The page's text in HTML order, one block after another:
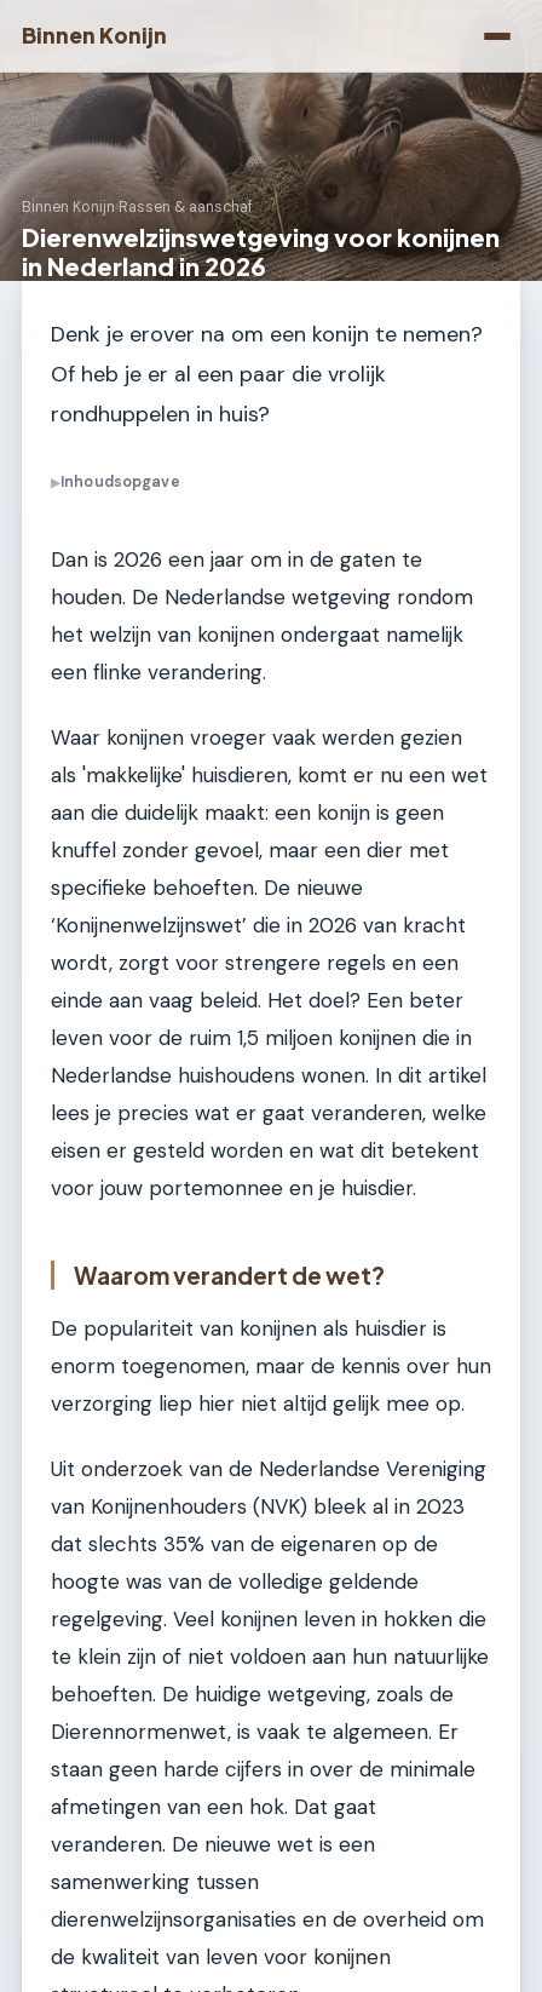
Binnen Konijn
Binnen Konijn›Rassen & aanschaf
Dierenwelzijnswetgeving voor konijnen
in Nederland in 2026
Denk je erover na om een konijn te nemen?
Of heb je er al een paar die vrolijk
rondhuppelen in huis?
▶Inhoudsopgave
Dan is 2026 een jaar om in de gaten te
houden. De Nederlandse wetgeving rondom
het welzijn van konijnen ondergaat namelijk
een flinke verandering.
Waar konijnen vroeger vaak werden gezien
als 'makkelijke' huisdieren, komt er nu een wet
aan die duidelijk maakt: een konijn is geen
knuffel zonder gevoel, maar een dier met
specifieke behoeften. De nieuwe
‘Konijnenwelzijnswet’ die in 2026 van kracht
wordt, zorgt voor strengere regels en een
einde aan vaag beleid. Het doel? Een beter
leven voor de ruim 1,5 miljoen konijnen die in
Nederlandse huishoudens wonen. In dit artikel
lees je precies wat er gaat veranderen, welke
eisen er gesteld worden en wat dit betekent
voor jouw portemonnee en je huisdier.
Waarom verandert de wet?
De populariteit van konijnen als huisdier is
enorm toegenomen, maar de kennis over hun
verzorging liep hier niet altijd gelijk mee op.
Uit onderzoek van de Nederlandse Vereniging
van Konijnenhouders (NVK) bleek al in 2023
dat slechts 35% van de eigenaren op de
hoogte was van de volledige geldende
regelgeving. Veel konijnen leven in hokken die
te klein zijn of niet voldoen aan hun natuurlijke
behoeften. De huidige wetgeving, zoals de
Dierennormenwet, is vaak te algemeen. Er
staan geen harde cijfers in over de minimale
afmetingen van een hok. Dat gaat
veranderen. De nieuwe wet is een
samenwerking tussen
dierenwelzijnsorganisaties en de overheid om
de kwaliteit van leven voor konijnen